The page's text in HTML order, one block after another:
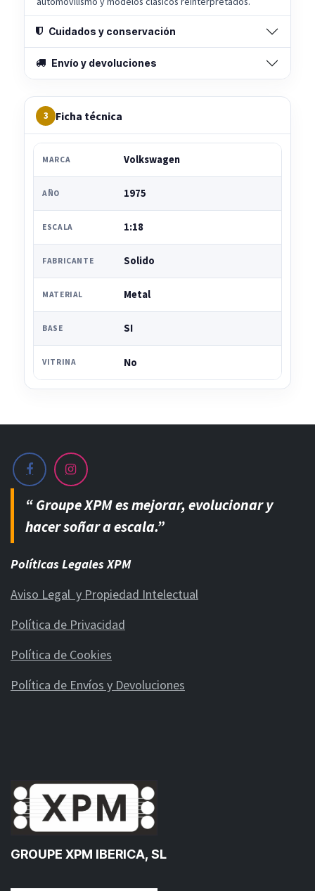
Cuidados y conservación
Envío y devoluciones
3 Ficha técnica
MARCA Volkswagen
AÑO 1975
ESCALA 1:18
FABRICANTE Solido
MATERIAL Metal
BASE SI
VITRINA No
“ Groupe XPM es mejorar, evolucionar y
hacer soñar a escala.”
Políticas Legales XPM
Aviso Legal y Propiedad Intelectual
Política de Privacidad
Política de Cookies
Política de Envíos y Devoluciones
GROUPE XPM IBERICA, SL